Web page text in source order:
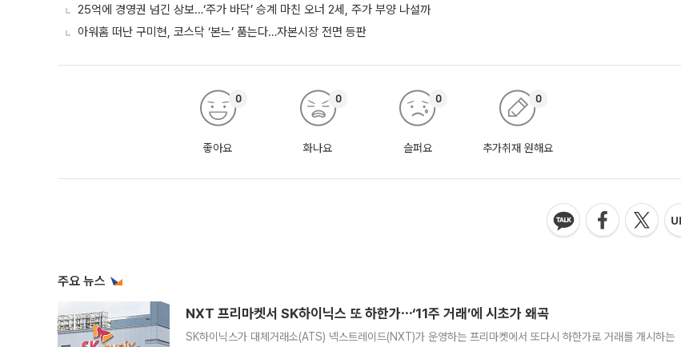
25억에 경영권 넘긴 상보…‘주가 바닥’ 승계 마친 오너 2세, 주가 부양 나설까
아워홈 떠난 구미현, 코스닥 ‘본느’ 품는다…자본시장 전면 등판
좋아요
0
화나요
0
슬퍼요
0
추가취재 원해요
0
주요 뉴스
NXT 프리마켓서 SK하이닉스 또 하한가⋯‘11주 거래’에 시초가 왜곡
SK하이닉스가 대체거래소(ATS) 넥스트레이드(NXT)가 운영하는 프리마켓에서 또다시 하한가로 거래를 개시하는